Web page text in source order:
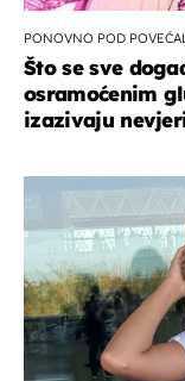
PONOVNO POD
Što se sve
osramoćenim
izazivaju